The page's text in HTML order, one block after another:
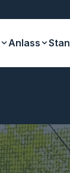
Anlass